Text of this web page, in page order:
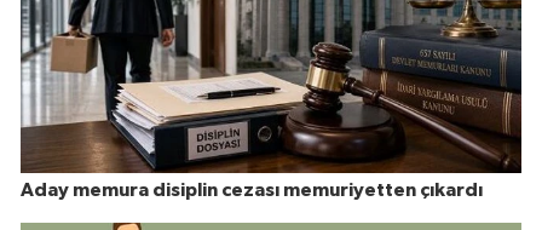
Aday memura disiplin cezası memuriyetten çıkardı